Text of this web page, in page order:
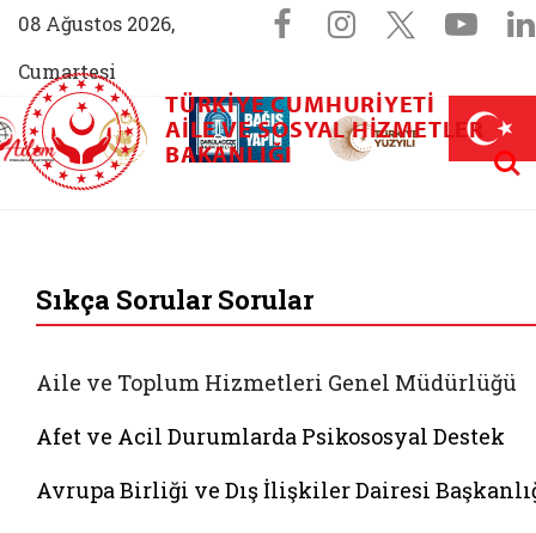
08 Ağustos 2026,
Cumartesi
Sosyal
Facebook
Instagram
X
Aile (yeni sekmede açılır)
AİLEM İletişim Merkezi (yeni sekmede açılır)
Aile ve Nüfus On Yılı (yeni sekmede açılır)
Darülaceze bağış sayfası (yeni
TÜRKIYE CUMHURIYETI
AILE VE SOSYAL HIZMETLER
BAKANLIĞI
Sıkça Sorular Sorular
Aile ve Toplum Hizmetleri Genel Müdürlüğü
Afet ve Acil Durumlarda Psikososyal Destek
Avrupa Birliği ve Dış İlişkiler Dairesi